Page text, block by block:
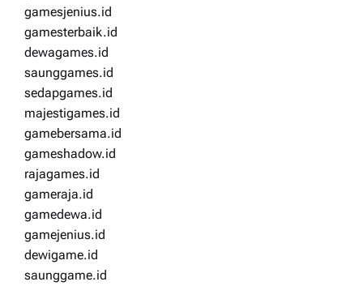
gamesjenius.id
gamesterbaik.id
dewagames.id
saunggames.id
sedapgames.id
majestigames.id
gamebersama.id
gameshadow.id
rajagames.id
gameraja.id
gamedewa.id
gamejenius.id
dewigame.id
saunggame.id